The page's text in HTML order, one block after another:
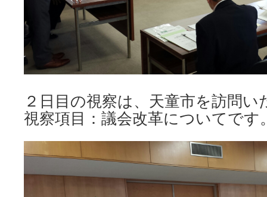
２日目の視察は、天童市を訪問い
視察項目：議会改革についてです